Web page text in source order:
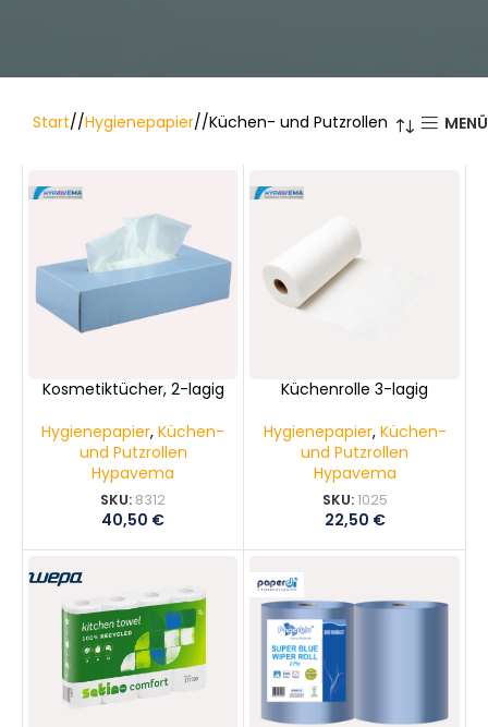
Start/ Hygienepapier/ Küchen- und Putzrollen MENÜ
Kosmetiktücher, 2-lagig
Hygienepapier, Küchen-
und Putzrollen
Hypavema
SKU: 8312
40,50 €
Küchenrolle 3-lagig
Hygienepapier, Küchen-
und Putzrollen
Hypavema
SKU:1025
22,50 €